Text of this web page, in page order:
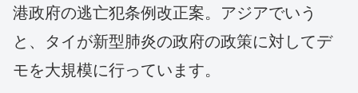
港政府の逃亡犯条例改正案。アジアでいう
と、タイが新型肺炎の政府の政策に対してデ
モを大規模に行っています。